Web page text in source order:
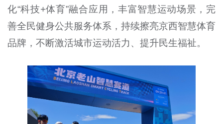
化“科技+体育”融合应用，丰富智慧运动场景，完
善全民健身公共服务体系，持续擦亮京西智慧体育
品牌，不断激活城市运动活力、提升民生福祉。